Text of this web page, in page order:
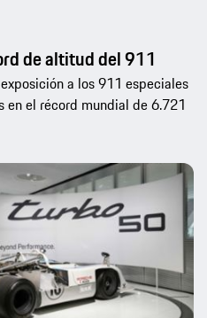
de altitud del 911
a los 911 especiales
en el récord mundial de 6.721